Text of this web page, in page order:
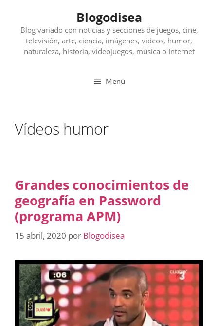
contenido
Blogodisea
Blog variado con noticias y secciones de juegos, cine,
televisión, arte, ciencia, imágenes, videos, humor,
naturaleza, historia, videojuegos, música o Internet
Menú
Vídeos humor
Grandes conocimientos de
geografía en Password
(programa APM)
15 abril, 2020 por Blogodisea